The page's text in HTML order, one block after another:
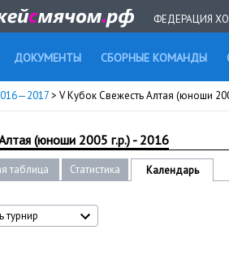
ФЕДЕРАЦИЯ
ДОКУМЕНТЫ СБОРНЫЕ КОМАНДЫ
> V Кубок Свежесть Алтая (юноши
(юноши 2005 г.р.) - 2016
таблица Статистика Календарь
турнир